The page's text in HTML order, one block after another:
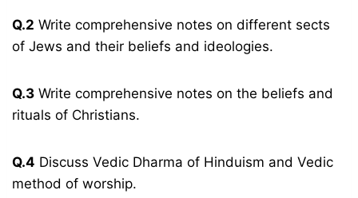
Q.2 Write comprehensive notes on different sects
of Jews and their beliefs and ideologies.
Q.3 Write comprehensive notes on the beliefs and
rituals of Christians.
Q.4 Discuss Vedic Dharma of Hinduism and Vedic
method of worship.